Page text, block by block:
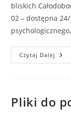
bliskich
02 – dostępna
Czytaj Dalej
Pliki do